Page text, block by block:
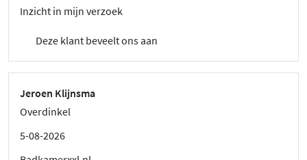
Inzicht in mijn verzoek
Deze klant beveelt ons aan
Jeroen Klijnsma
Overdinkel
5-08-2026